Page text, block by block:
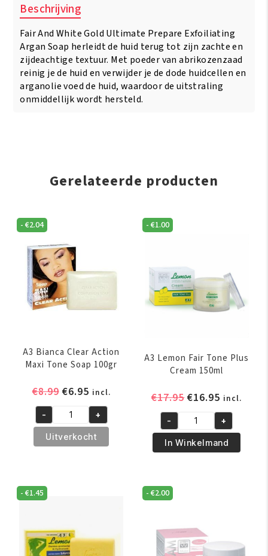
Ultimate
Prepare
Exfoiliating
Argan
soap
200
gr
aantal
Beschrijving
Fair And White Gold Ultimate Prepare Exfoiliating
Argan Soap herleidt de huid terug tot zijn zachte en
zijdeachtige textuur. Met poeder van abrikozenzaad
reinig je de huid en verwijder je de dode huidcellen en
arganolie voed de huid, waardoor de uitstraling
onmiddellijk wordt hersteld.
Gerelateerde producten
-€2.04
A3 Bianca Clear Action
Maxi Tone Soap 100gr
€8.99 Oorspronkelijke
was:
€8.99.
€6.95Huidige
prijs
is:
€6.95.
incl.
A3
Bianca
Clear
Tone
aantal
- +
Uitverkocht
-€1.00
A3 Lemon Fair Tone Plus
Cream 150ml
€17.95
was:
€17.95.
€16.95 Huidige
prijs
is:
€16.95.
incl.
A3
Lemon
Fair
Plus
Cream
aantal
- +
In Winkelmand
-€1.45 -€2.00